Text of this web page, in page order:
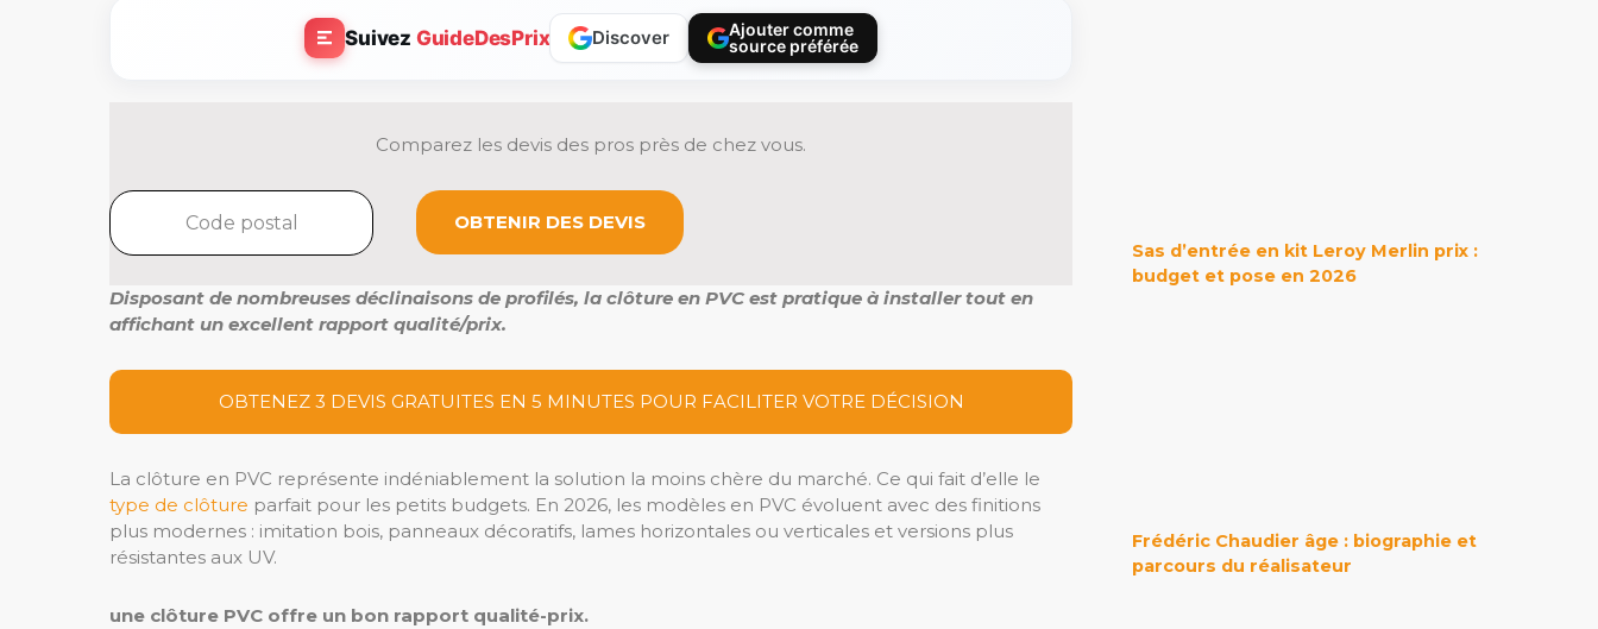
Suivez GuideDesPrix Discover
Ajouter comme
source préférée
Comparez les devis des pros près de chez vous.
OBTENIR DES DEVIS
Disposant de nombreuses déclinaisons de profilés, la clôture en PVC est pratique à installer tout en
affichant un excellent rapport qualité/prix.
OBTENEZ 3 DEVIS GRATUITES EN 5 MINUTES POUR FACILITER VOTRE DÉCISION
La clôture en PVC représente indéniablement la solution la moins chère du marché. Ce qui fait d’elle le
type de clôture parfait pour les petits budgets. En 2026, les modèles en PVC évoluent avec des finitions
plus modernes : imitation bois, panneaux décoratifs, lames horizontales ou verticales et versions plus
résistantes aux UV.
une clôture PVC offre un bon rapport qualité-prix.
Sas d’entrée en kit Leroy Merlin prix :
budget et pose en 2026
Frédéric Chaudier âge : biographie et
parcours du réalisateur